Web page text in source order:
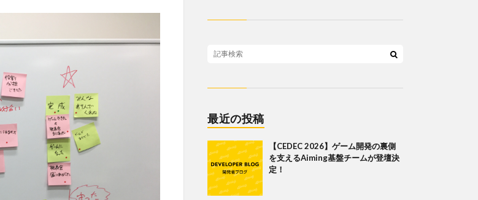
最近の投稿
【CEDEC 2026】ゲーム開発の裏側
を支えるAiming基盤チームが登壇決
定！